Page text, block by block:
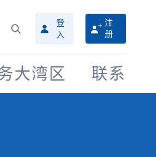
搜
寻
介
面
登
入
注
册
大湾区 联系